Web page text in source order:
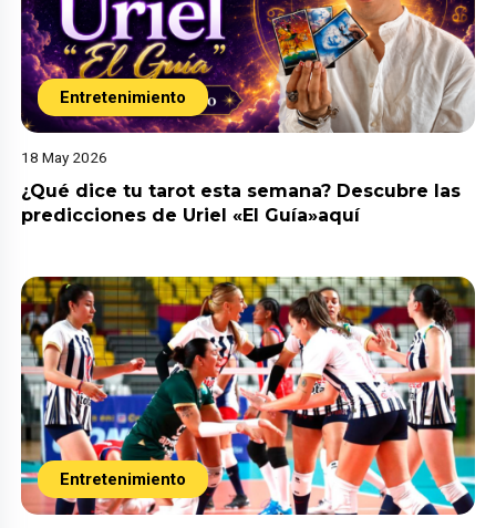
Entretenimiento
18 May 2026
¿Qué dice tu tarot esta semana? Descubre las
predicciones de Uriel «El Guía»aquí
Entretenimiento